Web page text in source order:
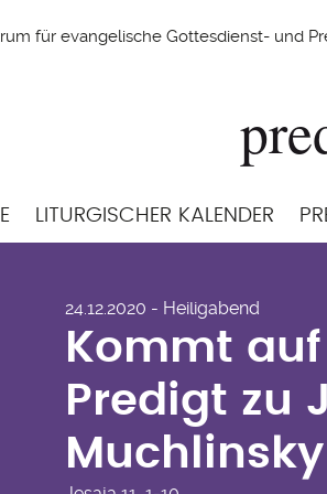
für evangelische Gottesdienst- und
LITURGISCHER KALENDER
zu Jesaja
24.12.2020 - Heiligabend
Kommt
Predigt zu
Muchlinsky